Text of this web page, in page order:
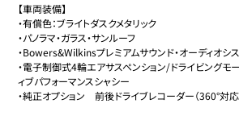
【車両装備】
・有償色：ブライトダスクメタリック
・パノラマ・ガラス・サンルーフ
・Bowers&Wilkinsプレミアムサウンド・オーディオシ
・電子制御式4輪エアサスペンション/ドライビングモ
ィブパフォーマンスシャシー
・純正オプション　前後ドライブレコーダー（360°対